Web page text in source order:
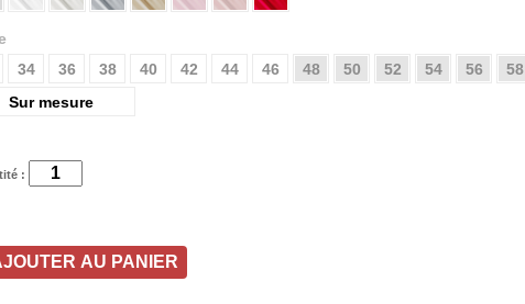
34 36 38 40 42 44 46 48 50 52 54 56
58
Sur mesure
: